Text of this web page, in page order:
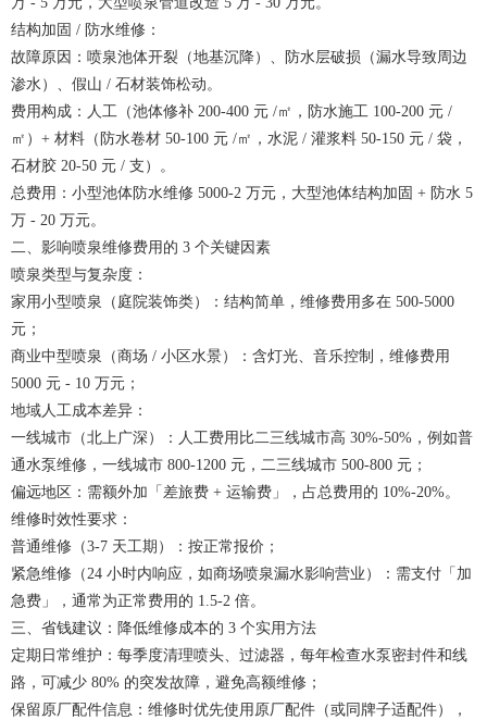
结构加固 / 防水维修：
故障原因：喷泉池体开裂（地基沉降）、防水层破损（漏水导致周边
渗水）、假山 / 石材装饰松动。
费用构成：人工（池体修补 200-400 元 /㎡，防水施工 100-200 元 /
㎡）+ 材料（防水卷材 50-100 元 /㎡，水泥 / 灌浆料 50-150 元 / 袋，
石材胶 20-50 元 / 支）。
总费用：小型池体防水维修 5000-2 万元，大型池体结构加固 + 防水 5
万 - 20 万元。
二、影响喷泉维修费用的 3 个关键因素
喷泉类型与复杂度：
家用小型喷泉（庭院装饰类）：结构简单，维修费用多在 500-5000
元；
商业中型喷泉（商场 / 小区水景）：含灯光、音乐控制，维修费用
5000 元 - 10 万元；
地域人工成本差异：
一线城市（北上广深）：人工费用比二三线城市高 30%-50%，例如普
通水泵维修，一线城市 800-1200 元，二三线城市 500-800 元；
偏远地区：需额外加「差旅费 + 运输费」，占总费用的 10%-20%。
维修时效性要求：
普通维修（3-7 天工期）：按正常报价；
紧急维修（24 小时内响应，如商场喷泉漏水影响营业）：需支付「加
急费」，通常为正常费用的 1.5-2 倍。
三、省钱建议：降低维修成本的 3 个实用方法
定期日常维护：每季度清理喷头、过滤器，每年检查水泵密封件和线
路，可减少 80% 的突发故障，避免高额维修；
保留原厂配件信息：维修时优先使用原厂配件（或同牌子适配件），